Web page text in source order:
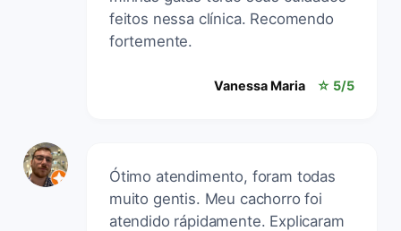
feitos nessa clínica. Recomendo
fortemente.
Vanessa Maria ☆ 5/5
Ótimo atendimento, foram todas
muito gentis. Meu cachorro foi
atendido rápidamente. Explicaram